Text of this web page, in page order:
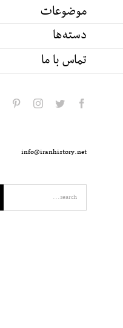
موضوعات
دسته‌ها
تماس با ما
facebook
twitter
instagram
info@iranhistory.net